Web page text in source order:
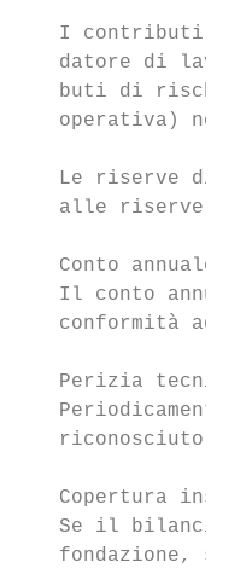
I contributi
datore di
buti di
operativa)
Le riserve di
alle riserve
annuale
Il conto
conformità agli
Perizia tecnica
riconosciuto
Copertura
Se il bilancio
fondazione,